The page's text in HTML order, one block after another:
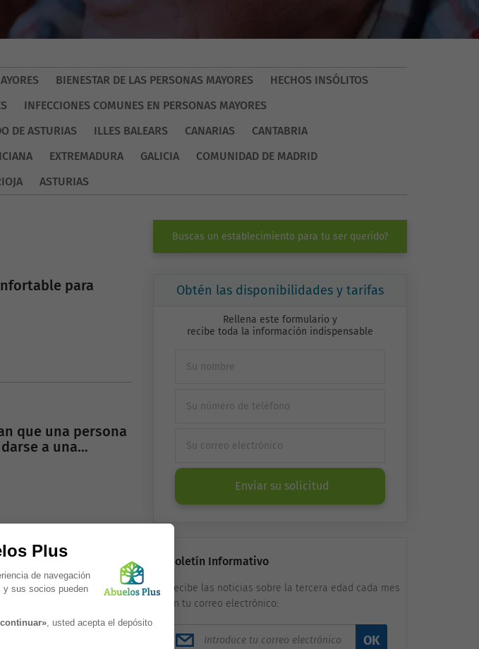
BIENESTAR DE LAS PERSONAS MAYORES
HECHOS INSÓLITOS
INFECCIONES COMUNES EN PERSONAS MAYORES
DE ASTURIAS ILLES BALEARS CANARIAS
CANTABRIA
EXTREMADURA GALICIA
COMUNIDAD DE MADRID
ASTURIAS
para
que una persona
a una
a las necesidades
Buscas un establecimiento para tu ser querido?
Obtén las disponibilidades y tarifas
Rellena este formulario y
recibe toda la información indispensable
Enviar su solicitud
Boletín Informativo
Recibe las noticias sobre la tercera edad cada mes
en tu correo electrónico:
OK